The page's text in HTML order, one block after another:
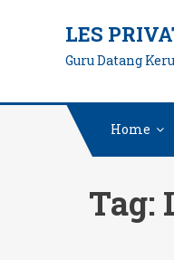
LES
Guru Datang
Home
Tag: